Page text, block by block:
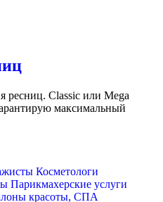
ресниц. Classic или Mega
максимальный
Косметологи
Парикмахерские услуги
красоты, СПА